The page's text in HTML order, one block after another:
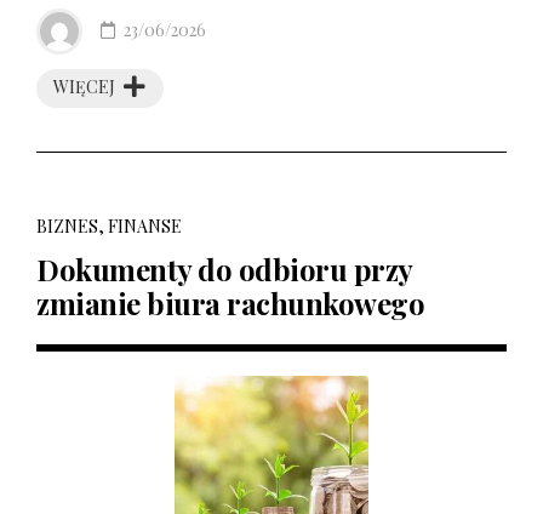
WIĘCEJ
23/06/2026
BIZNES, FINANSE
Dokumenty do odbioru przy
zmianie biura rachunkowego